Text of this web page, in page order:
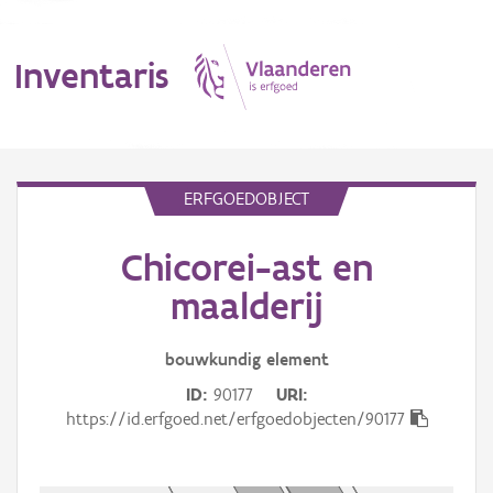
Inventaris
ERFGOEDOBJECT
Chicorei-ast en
maalderij
bouwkundig element
ID 90177
URI
https://id.erfgoed.net/erfgoedobjecten/90177